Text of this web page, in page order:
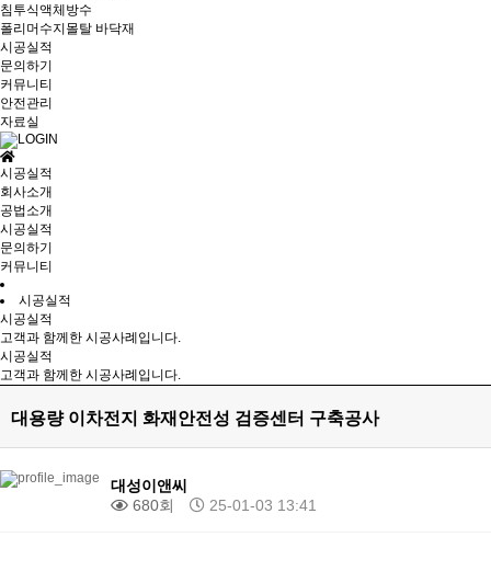
침투식액체방수
폴리머수지몰탈 바닥재
시공실적
문의하기
커뮤니티
안전관리
자료실
시공실적
회사소개
공법소개
시공실적
문의하기
커뮤니티
시공실적
시공실적
고객과 함께한 시공사례입니다.
시공실적
고객과 함께한 시공사례입니다.
대용량 이차전지 화재안전성 검증센터 구축공사
대성이앤씨
680회
25-01-03 13:41